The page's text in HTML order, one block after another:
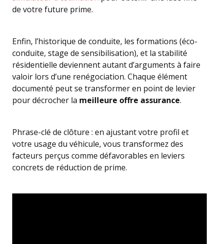
de votre future prime.
Enfin, l’historique de conduite, les formations (éco-
conduite, stage de sensibilisation), et la stabilité
résidentielle deviennent autant d’arguments à faire
valoir lors d’une renégociation. Chaque élément
documenté peut se transformer en point de levier
pour décrocher la meilleure offre assurance.
Phrase-clé de clôture : en ajustant votre profil et
votre usage du véhicule, vous transformez des
facteurs perçus comme défavorables en leviers
concrets de réduction de prime.